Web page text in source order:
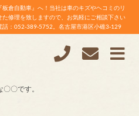
倉自動車』へ！当社は車のキズやヘコミのリ
修理を致しますので、お気軽にご相談下さい
話：052-389-5752。名古屋市港区小碓3-129
〇です。